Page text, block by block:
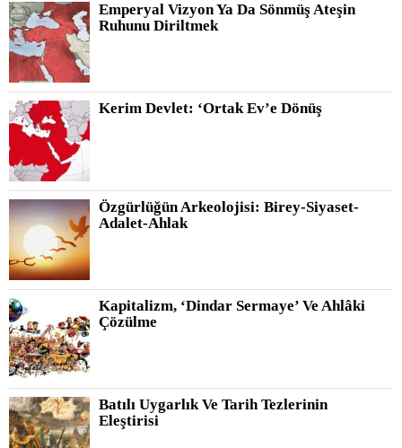
Emperyal Vizyon Ya Da Sönmüş Ateşin
Ruhunu Diriltmek
Kerim Devlet: ‘Ortak Ev’e Dönüş
Özgürlüğün Arkeolojisi: Birey-Siyaset-
Adalet-Ahlak
Kapitalizm, ‘Dindar Sermaye’ Ve Ahlâki
Çözülme
Batılı Uygarlık Ve Tarih Tezlerinin
Eleştirisi